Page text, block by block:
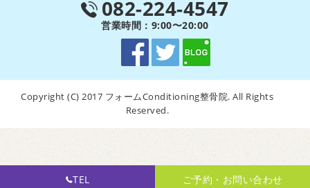
082-224-4547
営業時間：9:00〜20:00
Copyright (C) 2017 フォームConditioning整骨院. All Rights
Reserved.
TEL ご予約・お問い合わせ